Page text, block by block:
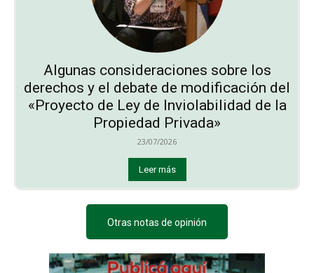
Algunas consideraciones sobre los
derechos y el debate de modificación del
«Proyecto de Ley de Inviolabilidad de la
Propiedad Privada»
23/07/2026
Leer más
Otras notas de opinión